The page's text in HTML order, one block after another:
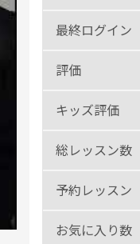
最終ログイン
評価
キッズ評価
総レッスン数
予約レッスン
お気に入り数